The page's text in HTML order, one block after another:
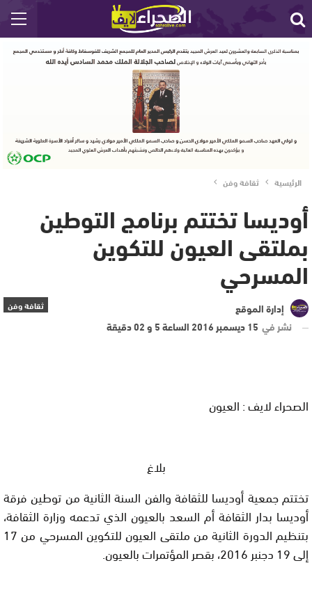
الرئيسية ثقافة وفن
أوديسا تختتم برنامج التوطين
بملتقى العيون للتكوين
المسرحي
ثقافة وفن
إدارة الموقع
نشر في 15 ديسمبر 2016 الساعة 5 و 02 دقيقة
الصحراء لايف : العيون
بلاغ
تختتمجمعية أوديسا للثقافةوالفن السنة الثانية من توطين فرقة
أوديسا بدار الثقافة أم السعد بالعيون الذي تدعمه وزارة الثقافة،
بتنظيم الدورة الثانية من ملتقى العيون للتكوين
المسرحي من 17
إلى 19 دجنبر 2016، بقصر
المؤتمرات بالعيون.